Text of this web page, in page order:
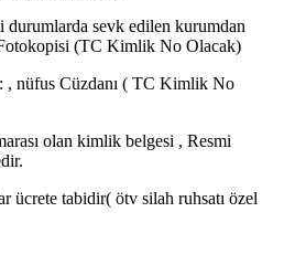
sevk edilen kurumdan
(TC Kimlik No Olacak)
nüfus Cüzdanı ( TC Kimlik No
olan kimlik belgesi , Resmi
ücrete tabidir( ötv silah ruhsatı özel